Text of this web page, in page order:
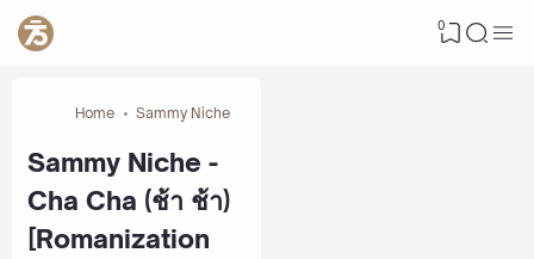
0
Home Sammy Niche
Sammy Niche -
Cha Cha (ช้า ช้า)
[Romanization